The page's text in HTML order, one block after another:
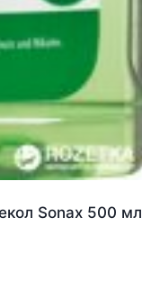
Sonax 500 мл